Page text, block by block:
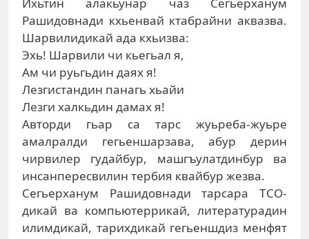
Рашидовнади кхьенвай ктабрайни аквазва.
Шарвилидикай ада кхьизва:
Эхь! Шарвили чи кьегьал я,
Ам чи руьгьдин даях я!
Лезгистандин панагь хьайи
Лезги халкьдин дамах я!
Авторди гьар са тарс жуьреба-жуьре
амалралди гегьеншарзава, абур дерин
чирвилер гудайбур, машгъулатдинбур ва
инсанпересвилин тербия квайбур жезва.
Сегьерханум Рашидовнади тарсара ТСО-
дикай ва компьютеррикай, литературадин
илимдикай, тарихдикай гегьеншдиз менфят